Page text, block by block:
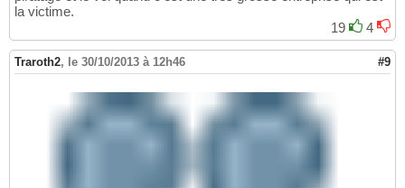
la victime.
19
4
Traroth2, le 30/10/2013 à 12h46 #9